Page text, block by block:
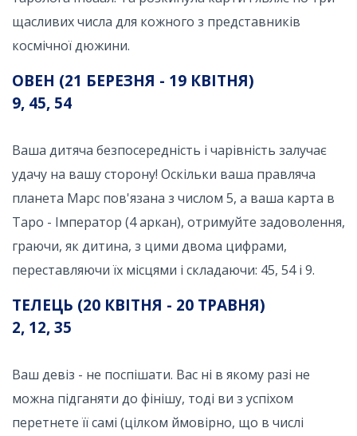
щасливих числа для кожного з представників
космічної дюжини.
ОВЕН (21 БЕРЕЗНЯ - 19 КВІТНЯ)
9, 45, 54
Ваша дитяча безпосередність і чарівність залучає
удачу на вашу сторону! Оскільки ваша правляча
планета Марс пов'язана з числом 5, а ваша карта в
Таро - Імператор (4 аркан), отримуйте задоволення,
граючи, як дитина, з цими двома цифрами,
переставляючи їх місцями і складаючи: 45, 54 і 9.
ТЕЛЕЦЬ (20 КВІТНЯ - 20 ТРАВНЯ)
2, 12, 35
Ваш девіз - не поспішати. Вас ні в якому разі не
можна підганяти до фінішу, тоді ви з успіхом
перетнете її самі (цілком ймовірно, що в числі